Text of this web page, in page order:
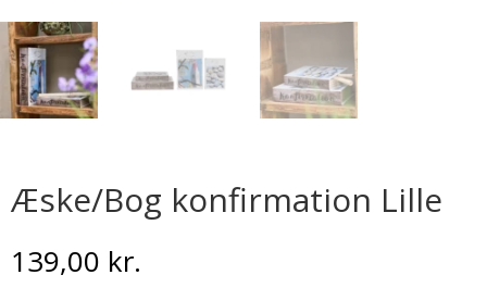
Æske/Bog konfirmation Lille
139,00 kr.